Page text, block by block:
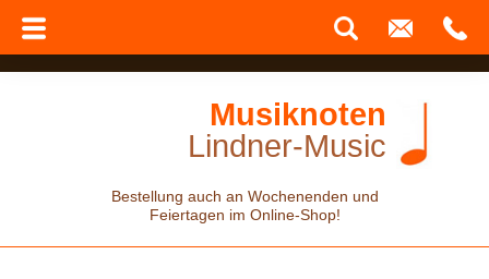
Musiknoten
Lindner-Music
Bestellung auch an Wochenenden und
Feiertagen im Online-Shop!